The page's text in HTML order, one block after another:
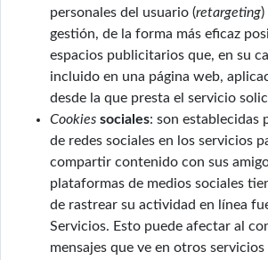
personales del usuario (retargeting
gestión, de la forma más eficaz
espacios publicitarios que, en su
incluido en una página web,
desde la que presta el servicio
Cookies sociales: son establecidas
de redes sociales en los servicios
compartir contenido con sus
plataformas de medios sociales
de rastrear su actividad en línea
Servicios. Esto puede afectar al
mensajes que ve en otros